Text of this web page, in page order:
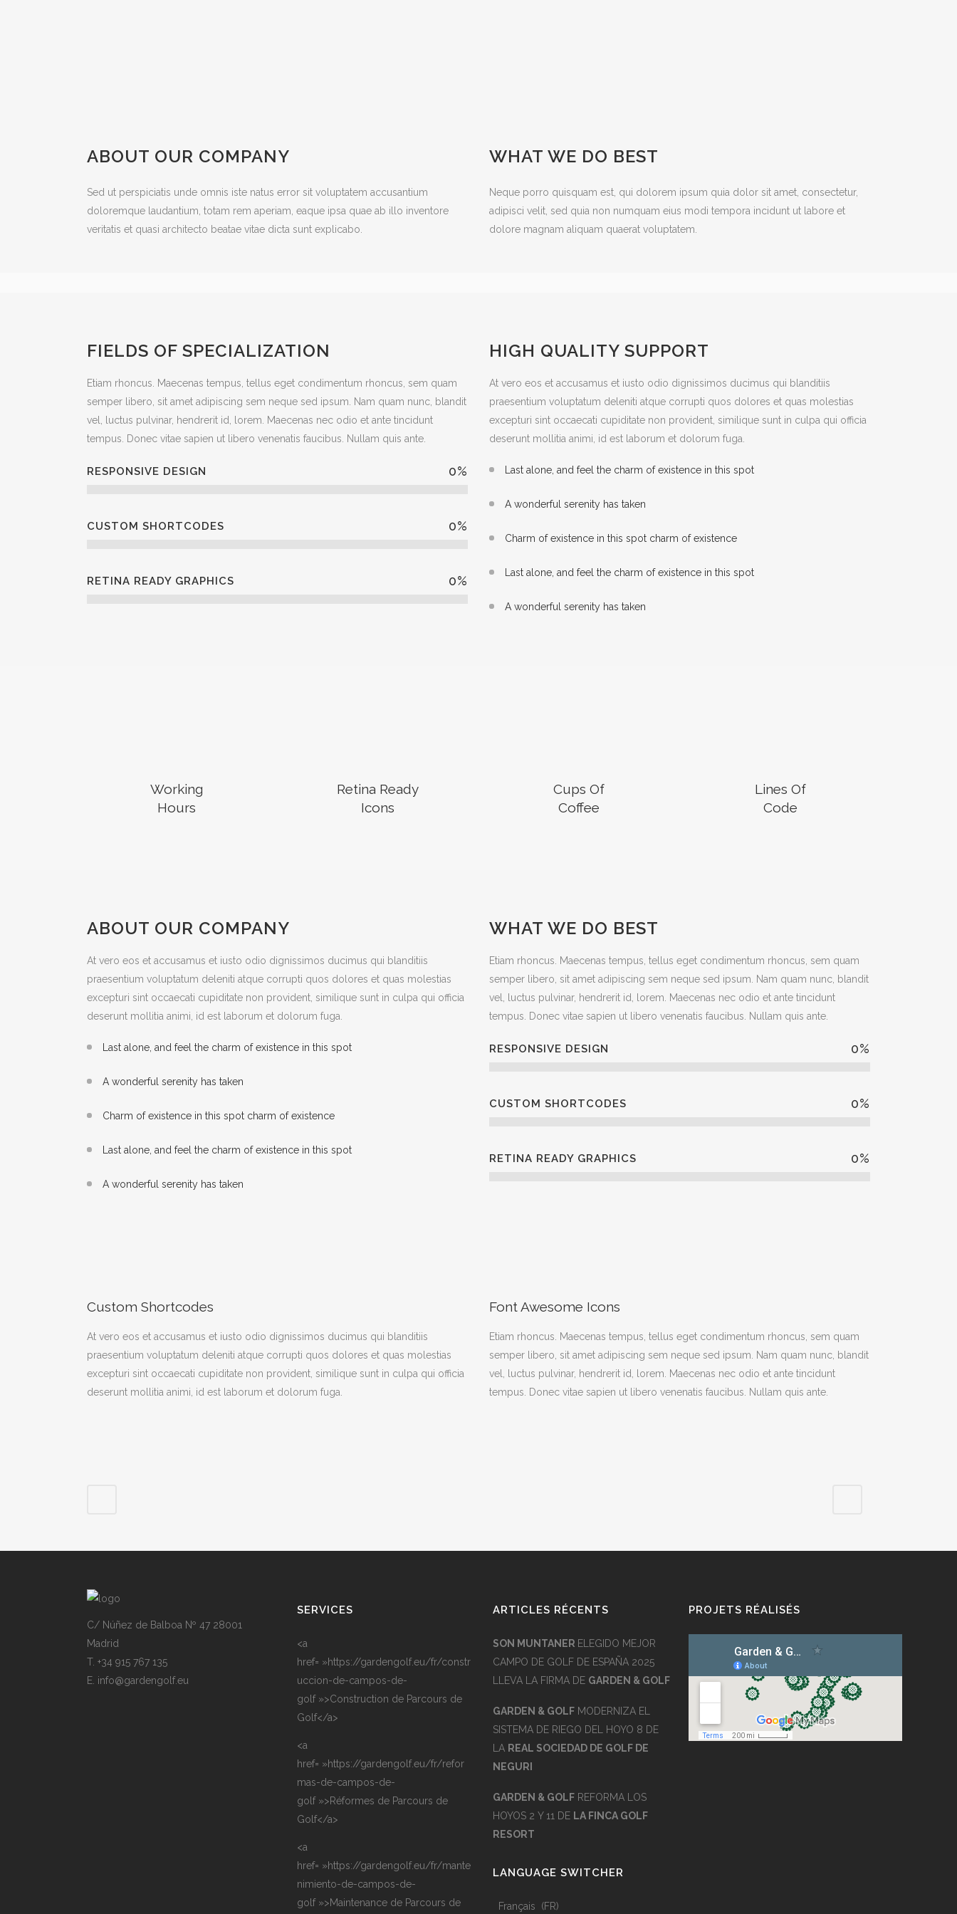
ABOUT OUR COMPANY
Sed ut perspiciatis unde omnis iste natus error sit voluptatem accusantium
doloremque laudantium, totam rem aperiam, eaque ipsa quae ab illo inventore
veritatis et quasi architecto beatae vitae dicta sunt explicabo.
WHAT WE DO BEST
Neque porro quisquam est, qui dolorem ipsum quia dolor sit amet, consectetur,
adipisci velit, sed quia non numquam eius modi tempora incidunt ut labore et
dolore magnam aliquam quaerat voluptatem.
FIELDS OF SPECIALIZATION
Etiam rhoncus. Maecenas tempus, tellus eget condimentum rhoncus, sem quam
semper libero, sit amet adipiscing sem neque sed ipsum. Nam quam nunc, blandit
vel, luctus pulvinar, hendrerit id, lorem. Maecenas nec odio et ante tincidunt
tempus. Donec vitae sapien ut libero venenatis faucibus. Nullam quis ante.
RESPONSIVE DESIGN 0%
CUSTOM SHORTCODES 0%
RETINA READY GRAPHICS 0%
HIGH QUALITY SUPPORT
At vero eos et accusamus et iusto odio dignissimos ducimus qui blanditiis
praesentium voluptatum deleniti atque corrupti quos dolores et quas molestias
excepturi sint occaecati cupiditate non provident, similique sunt in culpa qui officia
deserunt mollitia animi, id est laborum et dolorum fuga.
Last alone, and feel the charm of existence in this spot
A wonderful serenity has taken
Charm of existence in this spot charm of existence
Last alone, and feel the charm of existence in this spot
A wonderful serenity has taken
Working
Hours
Retina Ready
Icons
Cups Of
Coffee
Lines Of
Code
ABOUT OUR COMPANY
At vero eos et accusamus et iusto odio dignissimos ducimus qui blanditiis
praesentium voluptatum deleniti atque corrupti quos dolores et quas molestias
excepturi sint occaecati cupiditate non provident, similique sunt in culpa qui officia
deserunt mollitia animi, id est laborum et dolorum fuga.
Last alone, and feel the charm of existence in this spot
A wonderful serenity has taken
Charm of existence in this spot charm of existence
Last alone, and feel the charm of existence in this spot
A wonderful serenity has taken
WHAT WE DO BEST
Etiam rhoncus. Maecenas tempus, tellus eget condimentum rhoncus, sem quam
semper libero, sit amet adipiscing sem neque sed ipsum. Nam quam nunc, blandit
vel, luctus pulvinar, hendrerit id, lorem. Maecenas nec odio et ante tincidunt
tempus. Donec vitae sapien ut libero venenatis faucibus. Nullam quis ante.
RESPONSIVE DESIGN 0%
CUSTOM SHORTCODES 0%
RETINA READY GRAPHICS 0%
Custom Shortcodes
At vero eos et accusamus et iusto odio dignissimos ducimus qui blanditiis
praesentium voluptatum deleniti atque corrupti quos dolores et quas molestias
excepturi sint occaecati cupiditate non provident, similique sunt in culpa qui officia
deserunt mollitia animi, id est laborum et dolorum fuga.
Font Awesome Icons
Etiam rhoncus. Maecenas tempus, tellus eget condimentum rhoncus, sem quam
semper libero, sit amet adipiscing sem neque sed ipsum. Nam quam nunc, blandit
vel, luctus pulvinar, hendrerit id, lorem. Maecenas nec odio et ante tincidunt
tempus. Donec vitae sapien ut libero venenatis faucibus. Nullam quis ante.
C/ Núñez de Balboa Nº 47 28001
Madrid
T. +34 915 767 135
E. info@gardengolf.eu
SERVICES
<a
href= »https://gardengolf.eu/fr/constr
uccion-de-campos-de-
golf »>Construction de Parcours de
Golf</a>
<a
href= »https://gardengolf.eu/fr/refor
mas-de-campos-de-
golf »>Réformes de Parcours de
Golf</a>
<a
href= »https://gardengolf.eu/fr/mante
nimiento-de-campos-de-
golf »>Maintenance de Parcours de
ARTICLES RÉCENTS
SON MUNTANER ELEGIDO MEJOR
CAMPO DE GOLF DE ESPAÑA 2025
LLEVA LA FIRMA DE GARDEN & GOLF
GARDEN & GOLF MODERNIZA EL
SISTEMA DE RIEGO DEL HOYO 8 DE
LA REAL SOCIEDAD DE GOLF DE
NEGURI
GARDEN & GOLF REFORMA LOS
HOYOS 2 Y 11 DE LA FINCA GOLF
RESORT
LANGUAGE SWITCHER
Français FR
PROJETS RÉALISÉS